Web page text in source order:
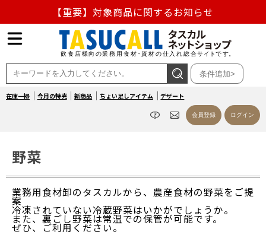
【重要】対象商品に関するお知らせ
【重要】熊本地震の影響による商品出荷停止のお知らせ
熊本県熊本地方を震源とする地震の影響によるお荷物のお
届け遅延について
条件追加>
在庫一掃 今月の特売 新商品 ちょい足しアイテム デザート
会員登録 ログイン
野菜
業務用食材卸のタスカルから、農産食材の野菜をご提
案
冷凍されていない冷蔵野菜はいかがでしょうか。
また、裏ごし野菜は常温での保管が可能です。
ぜひ、ご利用ください。